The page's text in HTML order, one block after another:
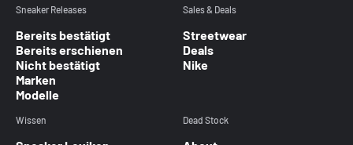
Sneaker Releases
Bereits bestätigt
Bereits erschienen
Nicht bestätigt
Marken
Modelle
Sales & Deals
Streetwear
Deals
Nike
Wissen Dead Stock